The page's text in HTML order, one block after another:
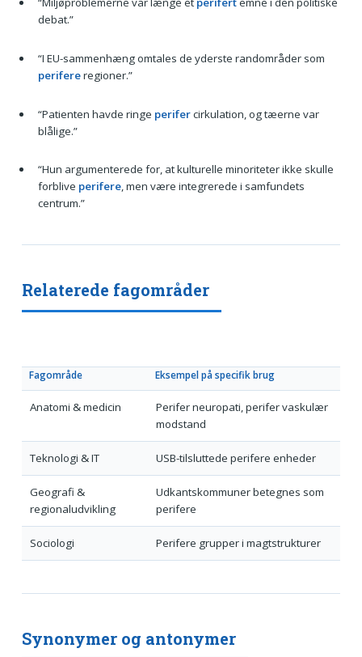
debat.”
“I EU-sammenhæng omtales de yderste randområder som
perifereregioner.”
“Patienten havde ringe perifercirkulation, og tæerne var
blålige.”
“Hun argumenterede for, at kulturelle minoriteter ikke skulle
forblive perifere, men være integrerede i samfundets
centrum.”
Relaterede fagområder
Fagområde Eksempel på specifik brug
Anatomi & medicin
Perifer neuropati, perifer vaskulær
modstand
Teknologi & IT USB-tilsluttede perifere enheder
Geografi &
regionaludvikling
Udkantskommuner betegnes som
perifere
Sociologi Perifere grupper i magtstrukturer
Synonymer og antonymer